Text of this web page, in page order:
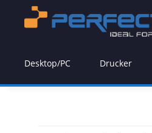
Desktop/PC Drucker